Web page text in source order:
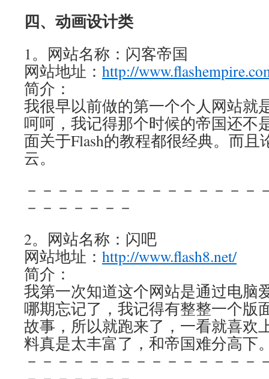
四、动画设计类
1。网站名称：闪客帝国
网站地址： http://
简介：
我很早以前做的第一个个人网站就
呵呵，我记得那个时候的帝国还不
面关于Flash的教程都很经典。而且
云。
－－－－－－－－－－－－－－－
－－－－－－－
2。网站名称：闪吧
网站地址： http://www.flash8.net/
简介：
我第一次知道这个网站是通过电脑
哪期忘记了，我记得有整整一个版
故事，所以就跑来了，一看就喜欢
料真是太丰富了，和帝国难分高下
－－－－－－－－－－－－－－－